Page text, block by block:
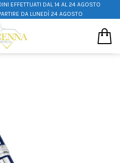
EFFETTUATI DAL 14 AL 24 AGOSTO
DA LUNEDÌ 24 AGOSTO